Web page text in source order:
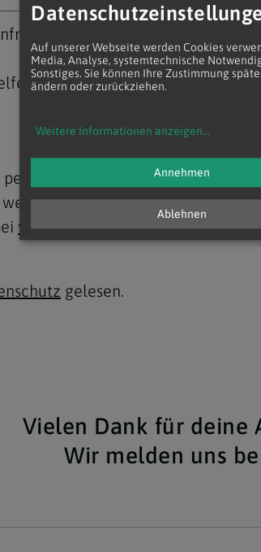
möchtest (Technik
Daten,
dürfen und ich zu diesem Zweck
webredaktion@edw.or.at
gelesen.
Vielen Dank für deine
Wir melden uns
Auf unserer Webseite werden Cookies
Media, Analyse, systemtechnische
Sonstiges. Sie können Ihre Zustimmung
ändern oder zurückziehen.
Weitere Informationen anzeigen...
Ablehnen
Annehmen